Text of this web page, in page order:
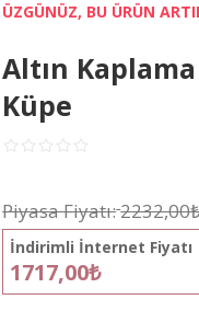
ÜZGÜNÜZ, BU ÜRÜN
Altın
Küpe
Piyasa Fiyatı:
İndirimli İnternet Fiyatı
1717,00₺